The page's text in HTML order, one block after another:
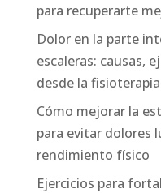
para recuperarte
Dolor en la parte
escaleras: causas,
desde la fisioterapia
Cómo mejorar la
para evitar dolores
rendimiento físico
Ejercicios para